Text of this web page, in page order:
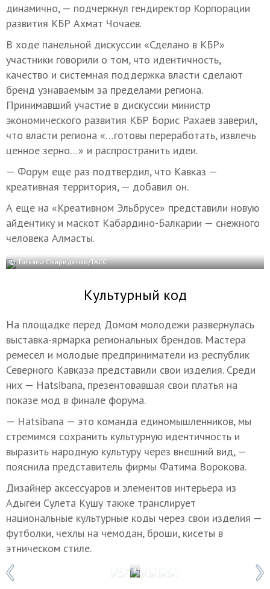
динамично, — подчеркнул гендиректор Корпорации
развития КБР Ахмат Чочаев.
В ходе панельной дискуссии «Сделано в КБР»
участники говорили о том, что идентичность,
качество и системная поддержка власти сделают
бренд узнаваемым за пределами региона.
Принимавший участие в дискуссии министр
экономического развития КБР Борис Рахаев заверил,
что власти региона «…готовы переработать, извлечь
ценное зерно…» и распространить идеи.
— Форум еще раз подтвердил, что Кавказ —
креативная территория, — добавил он.
А еще на «Креативном Эльбрусе» представили новую
айдентику и маскот Кабардино-Балкарии — снежного
человека Алмасты.
© Татьяна Свириденко/ТАСС
Культурный код
На площадке перед Домом молодежи развернулась
выставка-ярмарка региональных брендов. Мастера
ремесел и молодые предприниматели из республик
Северного Кавказа представили свои изделия. Среди
них — Hatsibana, презентовавшая свои платья на
показе мод в финале форума.
— Hatsibana — это команда единомышленников, мы
стремимся сохранить культурную идентичность и
выразить народную культуру через внешний вид, —
пояснила представитель фирмы Фатима Ворокова.
Дизайнер аксессуаров и элементов интерьера из
Адыгеи Сулета Кушу также транслирует
национальные культурные коды через свои изделия —
футболки, чехлы на чемодан, броши, кисеты в
этническом стиле.
© Татьяна Свириденко/ТАСС
1 / 7